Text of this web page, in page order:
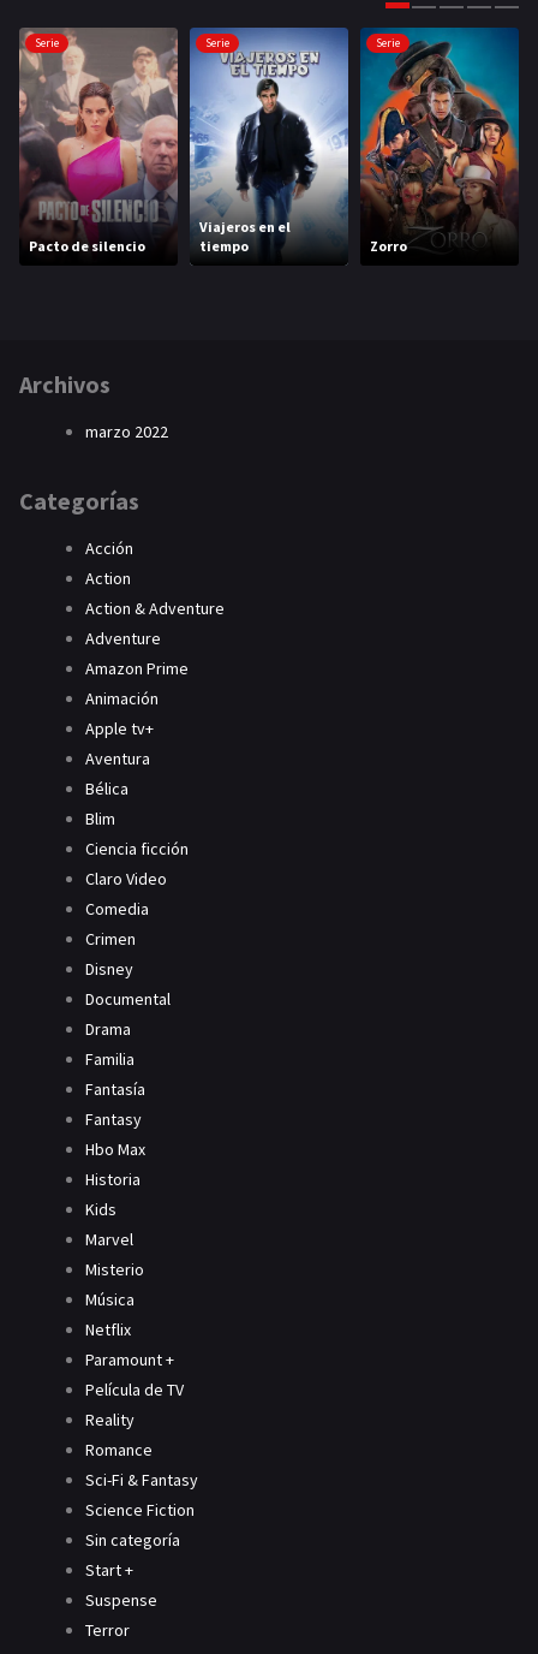
Serie
Pacto de silencio
Serie
Viajeros en el
tiempo
Serie
Zorro
Archivos
marzo 2022
Categorías
Acción
Action
Action & Adventure
Adventure
Amazon Prime
Animación
Apple tv+
Aventura
Bélica
Blim
Ciencia ficción
Claro Video
Comedia
Crimen
Disney
Documental
Drama
Familia
Fantasía
Fantasy
Hbo Max
Historia
Kids
Marvel
Misterio
Música
Netflix
Paramount +
Película de TV
Reality
Romance
Sci-Fi & Fantasy
Science Fiction
Sin categoría
Start +
Suspense
Terror